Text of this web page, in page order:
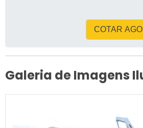
COTAR
Galeria de Imagens